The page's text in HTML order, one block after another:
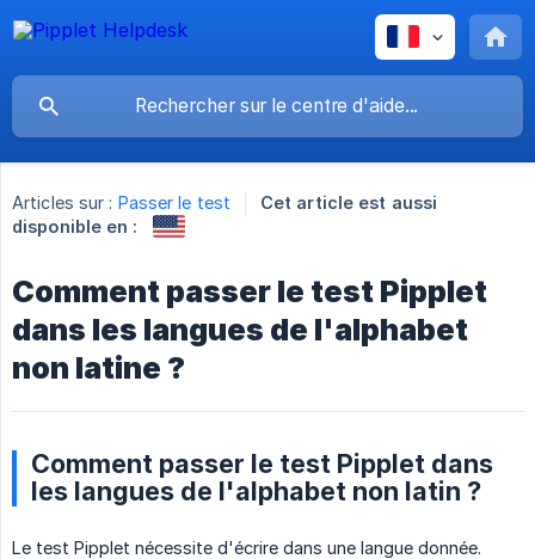
Articles sur : Passer le test
Cet article est aussi
disponible en :
Comment passer le test Pipplet
dans les langues de l'alphabet
non latine ?
Comment passer le test Pipplet dans
les langues de l'alphabet non latin ?
Le test Pipplet nécessite d'écrire dans une langue donnée.